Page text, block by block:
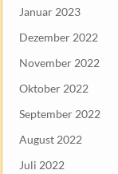
Januar 2023
Dezember 2022
November 2022
Oktober 2022
September 2022
August 2022
Juli 2022